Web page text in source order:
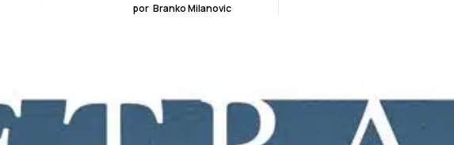
por Branko Milanovic